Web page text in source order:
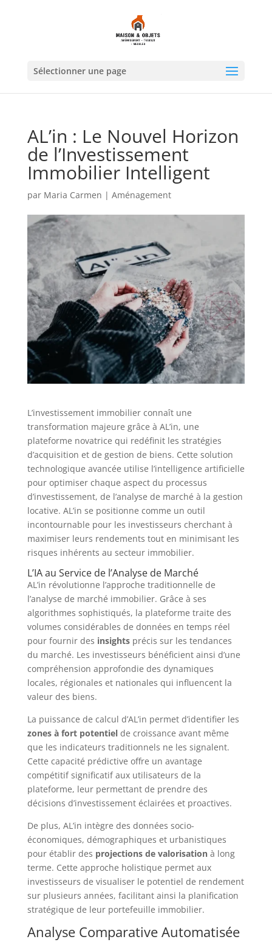
Sélectionner une page
AL’in : Le Nouvel Horizon
de l’Investissement
Immobilier Intelligent
par Maria Carmen | Aménagement
L’investissement immobilier connaît une
transformation majeure grâce à AL’in, une
plateforme novatrice qui redéfinit les stratégies
d’acquisition et de gestion de biens. Cette solution
technologique avancée utilise l’intelligence artificielle
pour optimiser chaque aspect du processus
d’investissement, de l’analyse de marché à la gestion
locative. AL’in se positionne comme un outil
incontournable pour les investisseurs cherchant à
maximiser leurs rendements tout en minimisant les
risques inhérents au secteur immobilier.
L’IA au Service de l’Analyse de Marché
AL’in révolutionne l’approche traditionnelle de
l’analyse de marché immobilier. Grâce à ses
algorithmes sophistiqués, la plateforme traite des
volumes considérables de données en temps réel
pour fournir des insightsprécis sur les tendances
du marché. Les investisseurs bénéficient ainsi d’une
compréhension approfondie des dynamiques
locales, régionales et nationales qui influencent la
valeur des biens.
La puissance de calcul d’AL’in permet d’identifier les
zones à fort potentielde croissance avant même
que les indicateurs traditionnels ne les signalent.
Cette capacité prédictive offre un avantage
compétitif significatif aux utilisateurs de la
plateforme, leur permettant de prendre des
décisions d’investissement éclairées et proactives.
De plus, AL’in intègre des données socio-
économiques, démographiques et urbanistiques
pour établir des projections de valorisationà long
terme. Cette approche holistique permet aux
investisseurs de visualiser le potentiel de rendement
sur plusieurs années, facilitant ainsi la planification
stratégique de leur portefeuille immobilier.
Analyse Comparative Automatisée